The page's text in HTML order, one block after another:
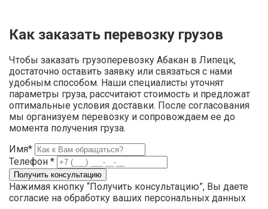
Как заказать перевозку грузов
Чтобы заказать грузоперевозку Абакан в Липецк,
достаточно оставить заявку или связаться с нами
удобным способом. Наши специалисты уточнят
параметры груза, рассчитают стоимость и предложат
оптимальные условия доставки. После согласования
мы организуем перевозку и сопровождаем ее до
момента получения груза.
Имя*
Телефон *
Нажимая кнопку “Получить консультацию”, Вы даете
согласие на обработку ваших персональных данных